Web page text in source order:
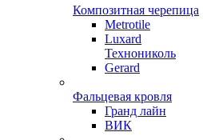
Композитная черепица
Metrotile
Luxard
Технониколь
Gerard
Фальцевая кровля
Гранд лайн
ВИК